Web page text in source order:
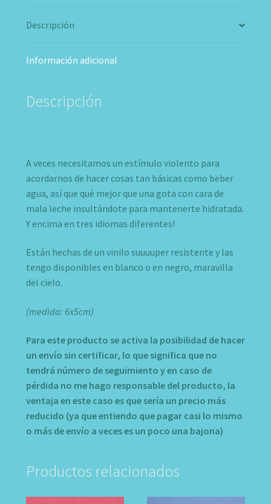
Descripción
Información adicional
Descripción
A veces necesitamos un estímulo violento para
acordarnos de hacer cosas tan básicas como beber
agua, así que qué mejor que una gota con cara de
mala leche insultándote para mantenerte hidratada.
Y encima en tres idiomas diferentes!
Están hechas de un vinilo suuuuper resistente y las
tengo disponibles en blanco o en negro, maravilla
del cielo.
(medida: 6x5cm)
Para este producto se activa la posibilidad de hacer
un envío sin certificar, lo que significa que no
tendrá número de seguimiento y en caso de
pérdida no me hago responsable del producto, la
ventaja en este caso es que sería un precio más
reducido (ya que entiendo que pagar casi lo mismo
o más de envío a veces es un poco una bajona)
Productos relacionados